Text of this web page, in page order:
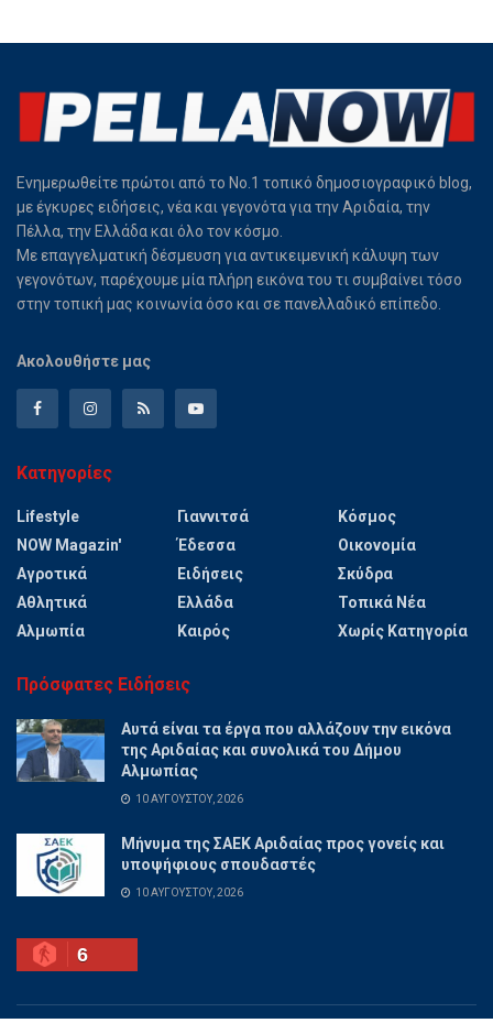
Ενημερωθείτε πρώτοι από το Νο.1 τοπικό δημοσιογραφικό blog,
με έγκυρες ειδήσεις, νέα και γεγονότα για την Αριδαία, την
Πέλλα, την Ελλάδα και όλο τον κόσμο.
Με επαγγελματική δέσμευση για αντικειμενική κάλυψη των
γεγονότων, παρέχουμε μία πλήρη εικόνα του τι συμβαίνει τόσο
στην τοπική μας κοινωνία όσο και σε πανελλαδικό επίπεδο.
Ακολουθήστε μας
Κατηγορίες
Lifestyle
NOW Magazin'
Αγροτικά
Αθλητικά
Αλμωπία
Γιαννιτσά
Έδεσσα
Ειδήσεις
Ελλάδα
Καιρός
Κόσμος
Οικονομία
Σκύδρα
Τοπικά Νέα
Χωρίς Κατηγορία
Πρόσφατες Ειδήσεις
Αυτά είναι τα έργα που αλλάζουν την εικόνα
της Αριδαίας και συνολικά του Δήμου
Αλμωπίας
10 ΑΥΓΟΎΣΤΟΥ, 2026
Μήνυμα της ΣΑΕΚ Αριδαίας προς γονείς και
υποψήφιους σπουδαστές
10 ΑΥΓΟΎΣΤΟΥ, 2026
6